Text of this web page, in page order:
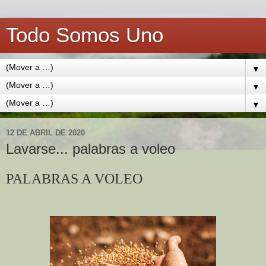
Todo Somos Uno
▼
▼
▼
12 DE ABRIL DE 2020
Lavarse... palabras a voleo
PALABRAS A VOLEO